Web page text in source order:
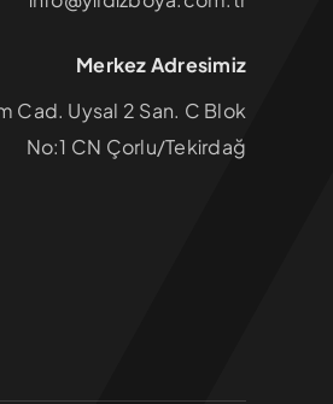
Merkez Adresimiz
Cad. Uysal 2 San. C Blok
No:1 CN Çorlu/Tekirdağ